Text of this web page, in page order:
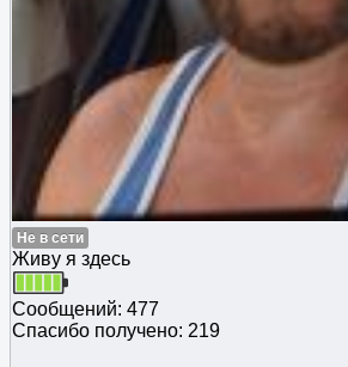
Не в сети
Живу я здесь
Сообщений: 477
Спасибо получено: 219